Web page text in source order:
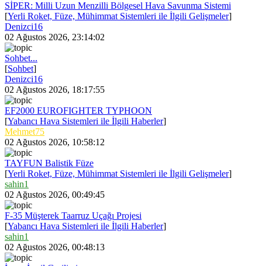
SİPER: Milli Uzun Menzilli Bölgesel Hava Savunma Sistemi
[Yerli Roket, Füze, Mühimmat Sistemleri ile İlgili Gelişmeler]
Denizci16
02 Ağustos 2026, 23:14:02
Sohbet...
[Sohbet]
Denizci16
02 Ağustos 2026, 18:17:55
EF2000 EUROFIGHTER TYPHOON
[Yabancı Hava Sistemleri ile İlgili Haberler]
Mehmet75
02 Ağustos 2026, 10:58:12
TAYFUN Balistik Füze
[Yerli Roket, Füze, Mühimmat Sistemleri ile İlgili Gelişmeler]
sahin1
02 Ağustos 2026, 00:49:45
F-35 Müşterek Taarruz Uçağı Projesi
[Yabancı Hava Sistemleri ile İlgili Haberler]
sahin1
02 Ağustos 2026, 00:48:13